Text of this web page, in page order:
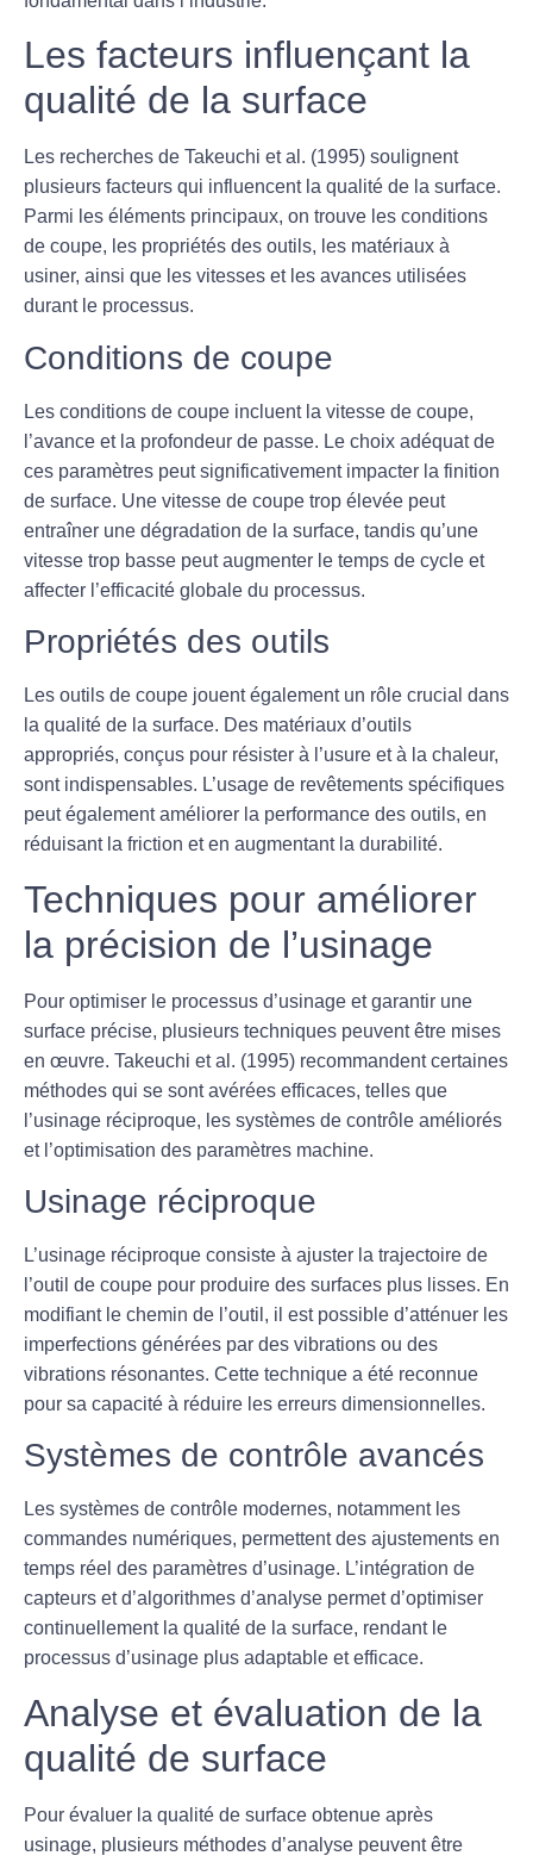
Les facteurs influençant la
qualité de la surface
Les recherches de Takeuchi et al. (1995) soulignent
plusieurs facteurs qui influencent la qualité de la surface.
Parmi les éléments principaux, on trouve les conditions
de coupe, les propriétés des outils, les matériaux à
usiner, ainsi que les vitesses et les avances utilisées
durant le processus.
Conditions de coupe
Les conditions de coupe incluent la vitesse de coupe,
l’avance et la profondeur de passe. Le choix adéquat de
ces paramètres peut significativement impacter la finition
de surface. Une vitesse de coupe trop élevée peut
entraîner une dégradation de la surface, tandis qu’une
vitesse trop basse peut augmenter le temps de cycle et
affecter l’efficacité globale du processus.
Propriétés des outils
Les outils de coupe jouent également un rôle crucial dans
la qualité de la surface. Des matériaux d’outils
appropriés, conçus pour résister à l’usure et à la chaleur,
sont indispensables. L’usage de revêtements spécifiques
peut également améliorer la performance des outils, en
réduisant la friction et en augmentant la durabilité.
Techniques pour améliorer
la précision de l’usinage
Pour optimiser le processus d’usinage et garantir une
surface précise, plusieurs techniques peuvent être mises
en œuvre. Takeuchi et al. (1995) recommandent certaines
méthodes qui se sont avérées efficaces, telles que
l’usinage réciproque, les systèmes de contrôle améliorés
et l’optimisation des paramètres machine.
Usinage réciproque
L’usinage réciproque consiste à ajuster la trajectoire de
l’outil de coupe pour produire des surfaces plus lisses. En
modifiant le chemin de l’outil, il est possible d’atténuer les
imperfections générées par des vibrations ou des
vibrations résonantes. Cette technique a été reconnue
pour sa capacité à réduire les erreurs dimensionnelles.
Systèmes de contrôle avancés
Les systèmes de contrôle modernes, notamment les
commandes numériques, permettent des ajustements en
temps réel des paramètres d’usinage. L’intégration de
capteurs et d’algorithmes d’analyse permet d’optimiser
continuellement la qualité de la surface, rendant le
processus d’usinage plus adaptable et efficace.
Analyse et évaluation de la
qualité de surface
Pour évaluer la qualité de surface obtenue après
usinage, plusieurs méthodes d’analyse peuvent être